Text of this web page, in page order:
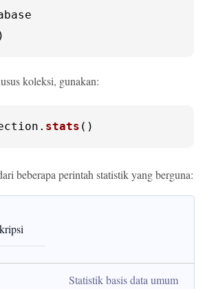
koleksi, gunakan:
. stats ()
beberapa perintah statistik yang berguna:
Statistik basis data umum